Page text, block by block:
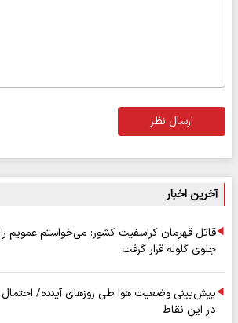
ارسال نظر
آخرین اخبار
قاتل قهرمان کراسفیت کشور: می‌خواستم عمویم
جلوی گلوله قرار گرفت
پیش‌بینی وضعیت هوا طی روزهای آینده/ احتمال
در این نقاط